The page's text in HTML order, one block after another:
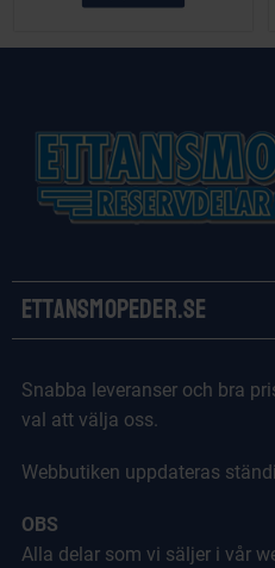
Ettansmopeder.se
Snabba leveranser och bra
val att välja oss.
Webbutiken uppdateras
OBS
Alla delar som vi säljer i vår